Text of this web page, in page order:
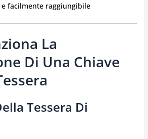
e facilmente raggiungibile
La
Di Una Chiave
Tessera Di